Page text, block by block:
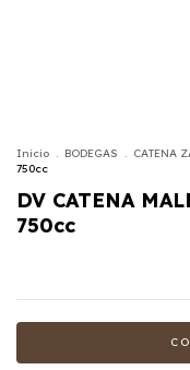
Inicio . BODEGAS . CATENA
750cc
DV CATENA
750cc